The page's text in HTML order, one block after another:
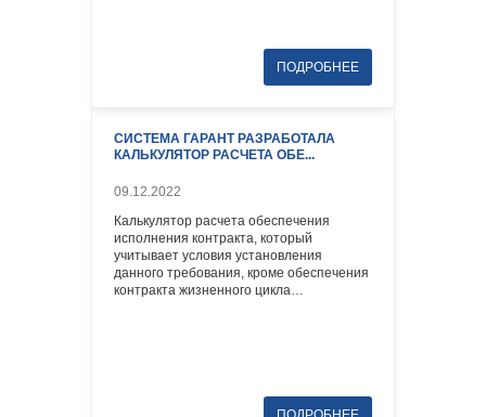
СИСТЕМА ГАРАНТ РАЗРАБОТАЛА
КАЛЬКУЛЯТОР РАСЧЕТА ОБЕ...
09.12.2022
Калькулятор расчета обеспечения
исполнения контракта, который
учитывает условия установления
данного требования, кроме обеспечения
контракта жизненного цикла…